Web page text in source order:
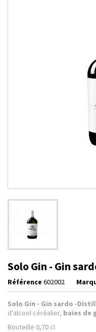
Solo Gin - Gin
Référence 602002
Solo Gin - Gin sardo -
d'alcool céréalier, baies de
Bouteille 0,70 cl